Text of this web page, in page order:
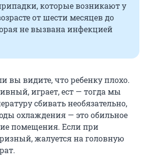
которые возникают у
от шести месяцев до
не вызвана инфекцией
вы видите, что ребенку плохо.
играет, ест — тогда мы
сбивать необязательно,
охлаждения — это обильное
помещения. Если при
жалуется на головную